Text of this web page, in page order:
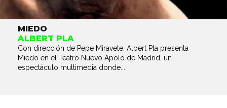
MIEDO
ALBERT PLA
Con dirección de Pepe Miravete, Albert Pla presenta
Miedo en el Teatro Nuevo Apolo de Madrid, un
espectáculo multimedia donde...